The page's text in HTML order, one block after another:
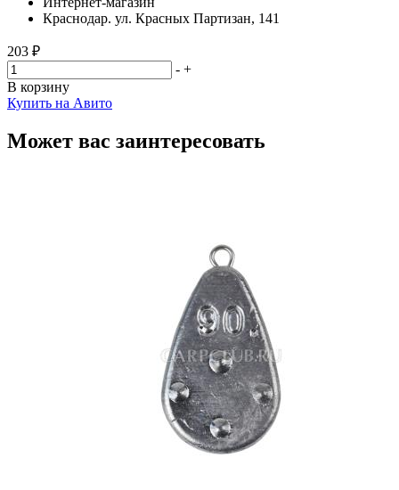
Краснодар. ул. Красных Партизан, 141
203 ₽
- +
В корзину
Купить на Авито
Может вас заинтересовать